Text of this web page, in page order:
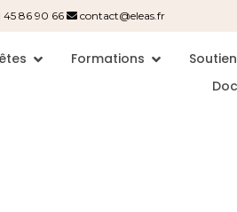
45 86 90 66 contact@eleas.fr
Formations